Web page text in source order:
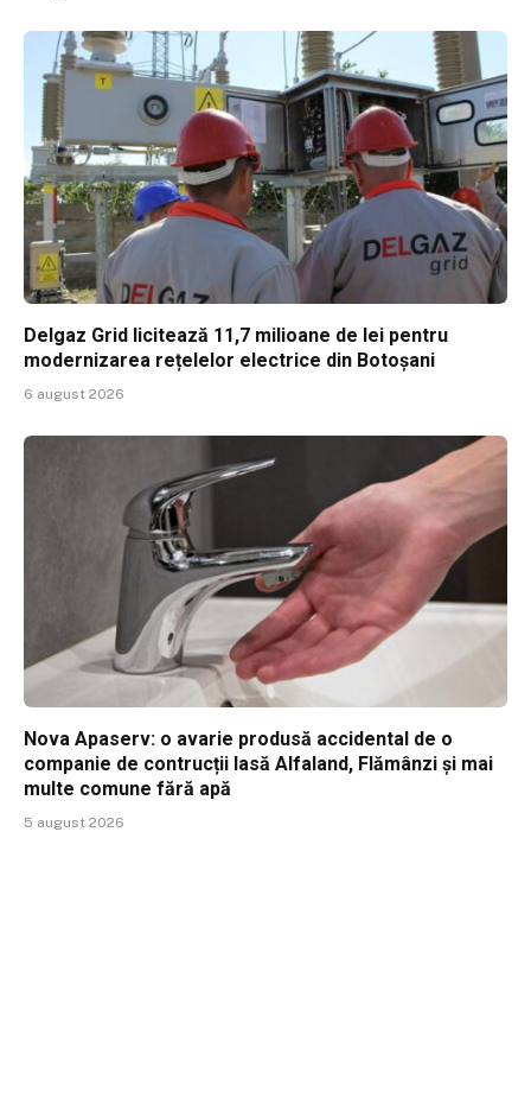
Delgaz Grid licitează 11,7 milioane de lei pentru
modernizarea rețelelor electrice din Botoșani
6 august 2026
Nova Apaserv: o avarie produsă accidental de o
companie de contrucții lasă Alfaland, Flămânzi și mai
multe comune fără apă
5 august 2026